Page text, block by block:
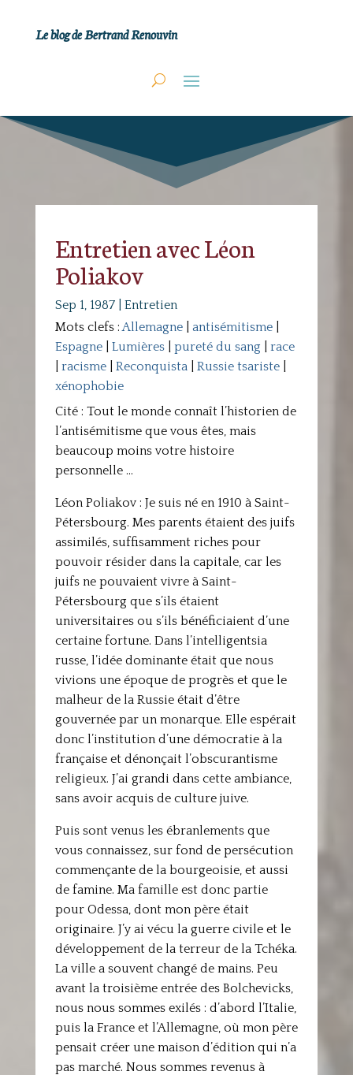
Le blog de Bertrand Renouvin
Entretien avec Léon
Poliakov
Sep 1, 1987| Entretien
Mots clefs :Allemagne| antisémitisme|
Espagne| Lumières| pureté du sang
race
racisme| Reconquista| Russie tsariste|
xénophobie
Cité : Tout le monde connaît l’historien de
l’antisémitisme que vous êtes, mais
beaucoup moins votre histoire
personnelle …
Léon Poliakov : Je suis né en 1910 à Saint-
Pétersbourg. Mes parents étaient des juifs
assimilés, suffisamment riches pour
pouvoir résider dans la capitale, car les
juifs ne pouvaient vivre à Saint-
Pétersbourg que s’ils étaient
universitaires ou s’ils bénéficiaient d’une
certaine fortune. Dans l’intelligentsia
russe, l’idée dominante était que nous
vivions une époque de progrès et que le
malheur de la Russie était d’être
gouvernée par un monarque. Elle espérait
donc l’institution d’une démocratie à la
française et dénonçait l’obscurantisme
religieux. J’ai grandi dans cette ambiance,
sans avoir acquis de culture juive.
Puis sont venus les ébranlements que
vous connaissez, sur fond de persécution
commençante de la bourgeoisie, et aussi
de famine. Ma famille est donc partie
pour Odessa, dont mon père était
originaire. J’y ai vécu la guerre civile et le
développement de la terreur de la Tchéka.
La ville a souvent changé de mains. Peu
avant la troisième entrée des Bolchevicks,
nous nous sommes exilés : d’abord l’Italie,
puis la France et l’Allemagne, où mon père
pensait créer une maison d’édition qui n’a
pas marché. Nous sommes revenus à